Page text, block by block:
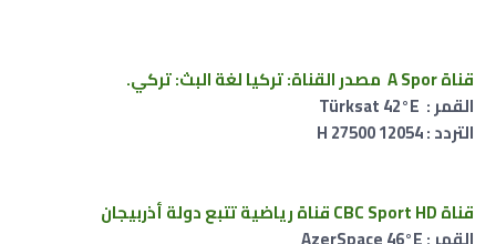
قناة A Spor مصدر القناة: تركيا لغة البث: تركي.
القمر : Türksat 42°E
التردد : 12054 H 27500
قناة CBC Sport HD قناة رياضية تتبع دولة أذربيجان